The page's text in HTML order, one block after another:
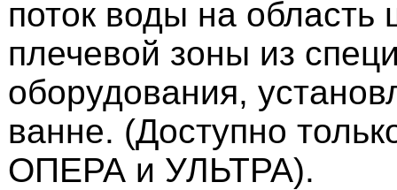
поток воды на область
плечевой зоны из
оборудования,
ванне. (Доступно
ОПЕРА и УЛЬТРА).